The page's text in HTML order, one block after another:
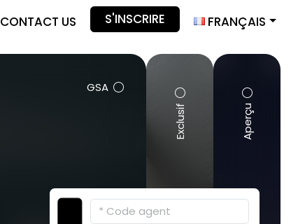
CONTACT US S'INSCRIRE FRANÇAIS
GSA
Exclusif Aperçu